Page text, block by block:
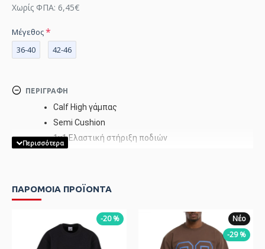
ΠΕΡΙΓΡΑΦΉ
Calf High γάμπας
Semi Cushion
1x1 Ελαστική στήριξη ποδιών
Χωρίς ΦΠΑ: 6,45€
Μέγεθος
36-40
42-46
ΠΑΡΟΜΟΙΑ ΠΡΟΪΟΝΤΑ
-20 %
Νέο
-29 %